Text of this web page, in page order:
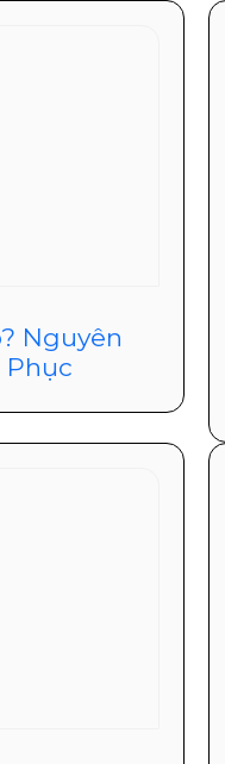
Nguyên
Phục